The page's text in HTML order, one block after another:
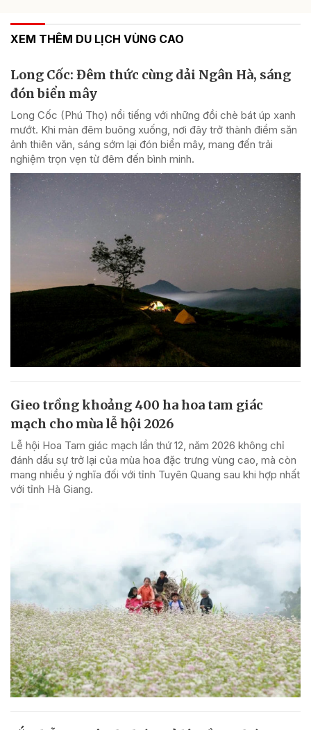
XEM THÊM DU LỊCH VÙNG CAO
Long Cốc: Đêm thức cùng dải Ngân Hà, sáng
đón biển mây
Long Cốc (Phú Thọ) nổi tiếng với những đồi chè bát úp xanh
mướt. Khi màn đêm buông xuống, nơi đây trở thành điểm săn
ảnh thiên văn, sáng sớm lại đón biển mây, mang đến trải
nghiệm trọn vẹn từ đêm đến bình minh.
Gieo trồng khoảng 400 ha hoa tam giác
mạch cho mùa lễ hội 2026
Lễ hội Hoa Tam giác mạch lần thứ 12, năm 2026 không chỉ
đánh dấu sự trở lại của mùa hoa đặc trưng vùng cao, mà còn
mang nhiều ý nghĩa đối với tỉnh Tuyên Quang sau khi hợp nhất
với tỉnh Hà Giang.